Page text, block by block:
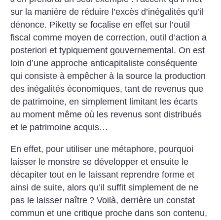
sur la manière de réduire l’excès d’inégalités qu’il
dénonce. Piketty se focalise en effet sur l’outil
fiscal comme moyen de correction, outil d’action a
posteriori et typiquement gouvernemental. On est
loin d’une approche anticapitaliste conséquente
qui consiste à empêcher à la source la production
des inégalités économiques, tant de revenus que
de patrimoine, en simplement limitant les écarts
au moment même où les revenus sont distribués
et le patrimoine acquis…
En effet, pour utiliser une métaphore, pourquoi
laisser le monstre se développer et ensuite le
décapiter tout en le laissant reprendre forme et
ainsi de suite, alors qu’il suffit simplement de ne
pas le laisser naître ? Voilà, derrière un constat
commun et une critique proche dans son contenu,